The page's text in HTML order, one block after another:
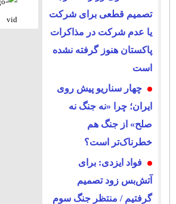
تصمیم قطعی برای شرکت
یا عدم شرکت در مذاکرات
پاکستان هنوز گرفته نشده
است
چهار سناریو پیش روی
ایران؛ چرا «نه جنگ نه
صلح» از جنگ هم
خطرناک‌تر است؟
فواد ایزدی: برای
آتش‌بس زود تصمیم
گرفتیم / منتظر جنگ سوم